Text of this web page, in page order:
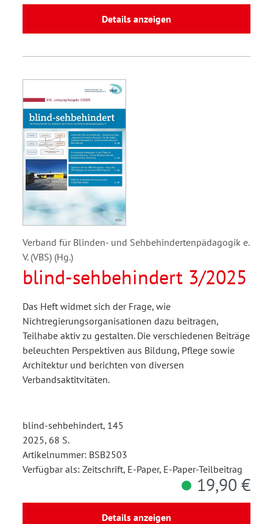
Details anzeigen
Verband für Blinden- und Sehbehindertenpädagogik e.
V. (VBS) (Hg.)
blind-sehbehindert 3/2025
Das Heft widmet sich der Frage, wie
Nichtregierungsorganisationen dazu beitragen,
Teilhabe aktiv zu gestalten. Die verschiedenen Beiträge
beleuchten Perspektiven aus Bildung, Pflege sowie
Architektur und berichten von diversen
Verbandsaktitvitäten.
blind-sehbehindert, 145
2025, 68 S.
Artikelnummer: BSB2503
Verfügbar als: Zeitschrift, E-Paper, E-Paper-Teilbeitrag
19,90 €
Details anzeigen